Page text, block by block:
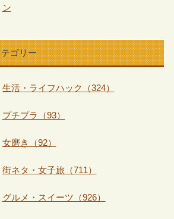
ン
ゴリー
生活・ライフハック（324）
プチプラ（93）
女磨き（92）
街ネタ・女子旅（711）
グルメ・スイーツ（926）